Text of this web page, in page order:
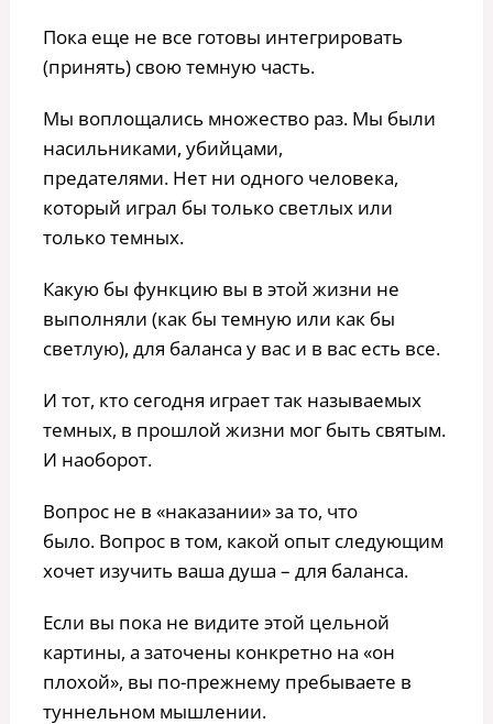
Пока еще не все готовы интегрировать
(принять) свою темную часть.
Мы воплощались множество раз. Мы были
насильниками, убийцами,
предателями. Нет ни одного человека,
который играл бы только светлых или
только темных.
Какую бы функцию вы в этой жизни не
выполняли (как бы темную или как бы
светлую), для баланса у вас и в вас есть все.
И тот, кто сегодня играет так называемых
темных, в прошлой жизни мог быть святым.
И наоборот.
Вопрос не в «наказании» за то, что
было. Вопрос в том, какой опыт следующим
хочет изучить ваша душа – для баланса.
Если вы пока не видите этой цельной
картины, а заточены конкретно на «он
плохой», вы по-прежнему пребываете в
туннельном мышлении.